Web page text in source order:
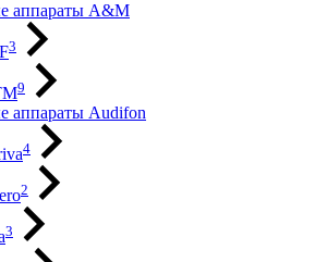
аппараты A&M
3
9
аппараты Audifon
4
2
3